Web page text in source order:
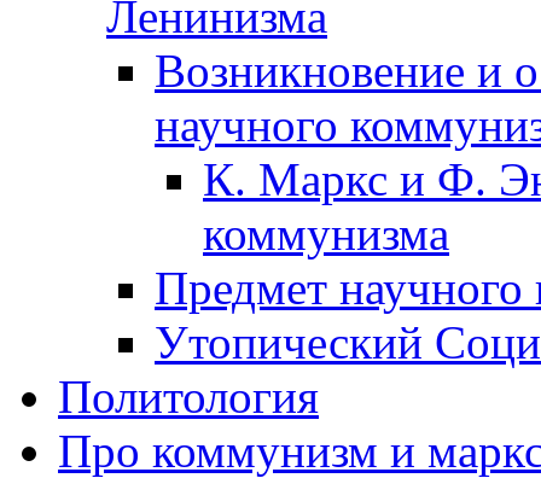
Ленинизма
Возникновение и
научного
К. Маркс и Ф.
коммунизма
Предмет
Утопический
Политология
Про коммунизм и